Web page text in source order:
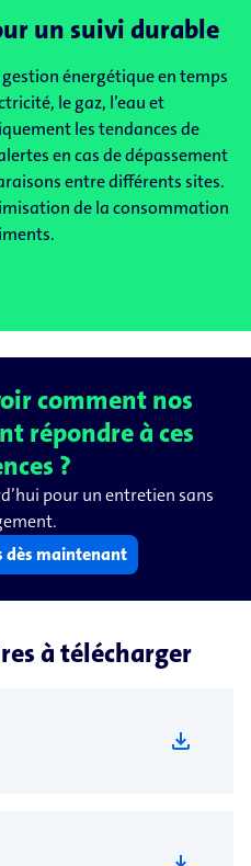
un suivi durable
énergétique en temps
le gaz, l’eau et
les tendances de
en cas de dépassement
entre différents sites.
de la consommation
comment nos
répondre à ces
?
pour un entretien sans
dès maintenant
à télécharger
download